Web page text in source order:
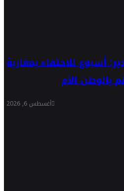
أسبوع للاحتفاء بمغاربة
بالوطن الأم
أغسطس 6, 2026